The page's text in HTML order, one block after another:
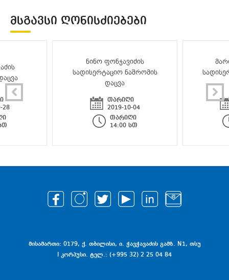
ᲛᲡᲒᲐᲕᲡᲘ ᲦᲝᲜᲘᲡᲫᲘᲔᲑᲔᲑᲘ
28
ნინო ფონჯავიძის
სადისერტაციო ნაშრომის
დაცვა
თარიღი
2019-10-04
თარიღი
14:00 სთ
მისამართი: 0179, ქ. თბილისი, ი. ჭავჭავაძის გამზ. N1, თსუ
I კორპუსი. ტელ.: (+995 32) 2 25 04 84